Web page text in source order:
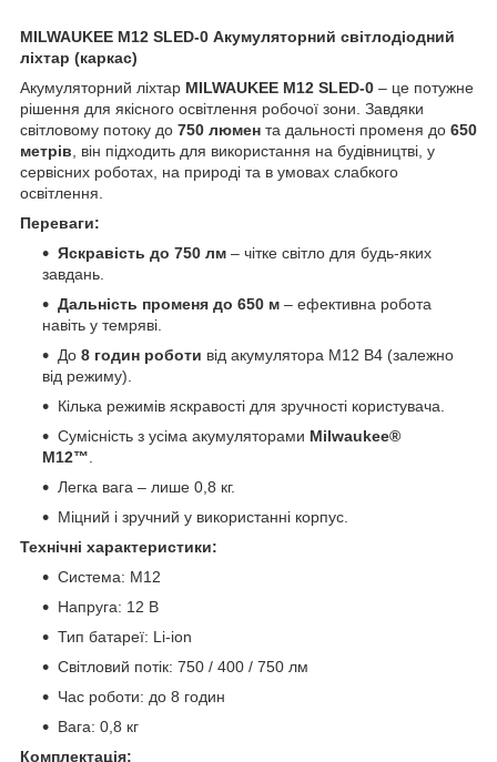
MILWAUKEE M12 SLED-0 Акумуляторний світлодіодний
ліхтар (каркас)
Акумуляторний ліхтар MILWAUKEE M12 SLED-0 – це потужне
рішення для якісного освітлення робочої зони. Завдяки
світловому потоку до 750 люмен та дальності променя до 650
метрів , він підходить для використання на будівництві, у
сервісних роботах, на природі та в умовах слабкого
освітлення.
Переваги:
Яскравість до 750 лм – чітке світло для будь-яких
завдань.
Дальність променя до 650 м – ефективна робота
навіть у темряві.
До 8 годин роботи від акумулятора M12 B4 (залежно
від режиму).
Кілька режимів яскравості для зручності користувача.
Сумісність з усіма акумуляторами Milwaukee®
M12™
Легка вага – лише 0,8 кг.
Міцний і зручний у використанні корпус.
Технічні характеристики:
Система: M12
Напруга: 12 В
Тип батареї: Li-ion
Світловий потік: 750 / 400 / 750 лм
Час роботи: до 8 годин
Вага: 0,8 кг
Комплектація: